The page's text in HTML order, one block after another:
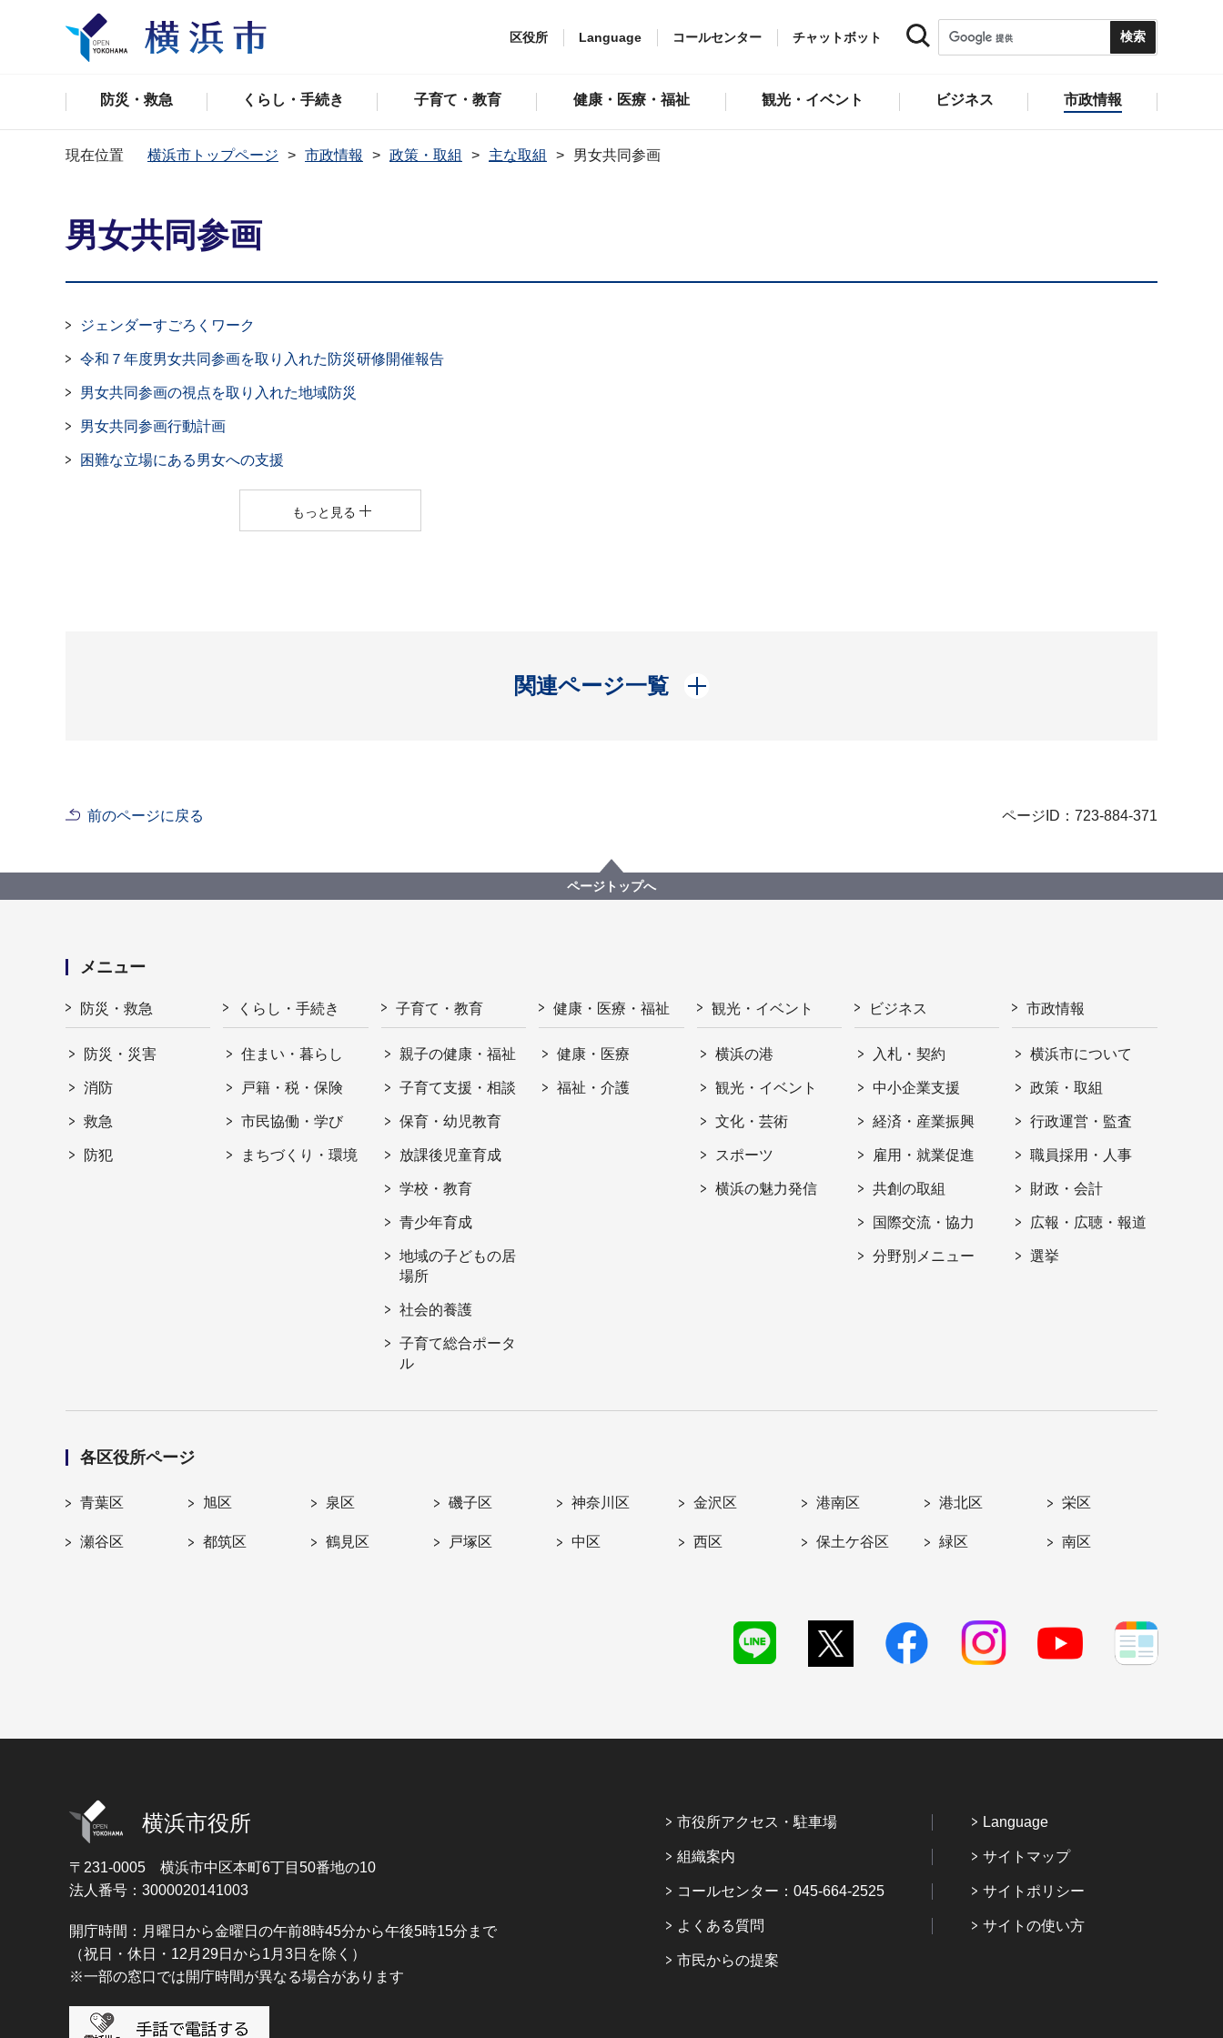
区役所 Language コールセンター チャットボット
防災・救急 くらし・手続き 子育て・教育 健康・医療・福祉 観光・イベント ビジネス 市政情報
現在位置 横浜市トップページ 市政情報 政策・取組 主な取組 男女共同参画
男女共同参画
ジェンダーすごろくワーク
令和７年度男女共同参画を取り入れた防災研修開催報告
男女共同参画の視点を取り入れた地域防災
男女共同参画行動計画
困難な立場にある男女への支援
もっと見る
関連ページ一覧
開く
前のページに戻る ページID：723-884-371
ページトップへ
メニュー
防災・救急
防災・災害
消防
救急
防犯
くらし・手続き
住まい・暮らし
戸籍・税・保険
市民協働・学び
まちづくり・環境
子育て・教育
親子の健康・福祉
子育て支援・相談
保育・幼児教育
放課後児童育成
学校・教育
青少年育成
地域の子どもの居
場所
社会的養護
子育て総合ポータ
ル
健康・医療・福祉
健康・医療
福祉・介護
観光・イベント
横浜の港
観光・イベント
文化・芸術
スポーツ
横浜の魅力発信
ビジネス
入札・契約
中小企業支援
経済・産業振興
雇用・就業促進
共創の取組
国際交流・協力
分野別メニュー
市政情報
横浜市について
政策・取組
行政運営・監査
職員採用・人事
財政・会計
広報・広聴・報道
選挙
各区役所ページ
青葉区 旭区 泉区 磯子区 神奈川区 金沢区 港南区 港北区 栄区
瀬谷区 都筑区 鶴見区 戸塚区 中区 西区 保土ケ谷区 緑区 南区
横浜市役所
〒231-0005 横浜市中区本町6丁目50番地の10
法人番号：3000020141003
開庁時間：月曜日から金曜日の午前8時45分から午後5時15分まで
（祝日・休日・12月29日から1月3日を除く）
※一部の窓口では開庁時間が異なる場合があります
市役所アクセス・駐車場
組織案内
コールセンター：045-664-2525
よくある質問
市民からの提案
Language
サイトマップ
サイトポリシー
サイトの使い方